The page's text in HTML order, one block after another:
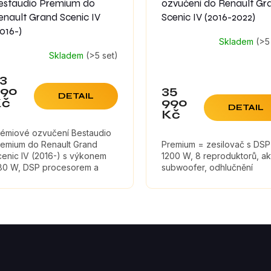
Premium do
Grand Scenic IV
)
Skladem (>5 set)
DETAIL
ozvučení Bestaudio
do Renault Grand
IV (2016-) s výkonem
W, DSP procesorem a
ozvučení do Renault
Scenic IV (2016-2022)
Skladem
35
990
Kč
DETAIL
Premium = zesilovač s DSP
1200 W, 8 reproduktorů,
subwoofer, odhlučnění